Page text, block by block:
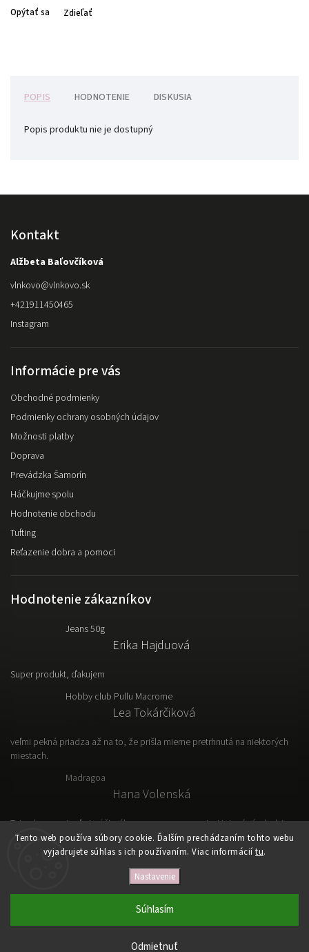
Tento web používa súbory cookie. Ďalším prechádzaním tohto webu
vyjadrujete súhlas s ich používaním. Viac informácií tu.
Nastavenie
Odmietnuť
Súhlasím
Opýtať sa Zdieľať
POPIS HODNOTENIE DISKUSIA
Popis produktu nie je dostupný
Kontakt
Alžbeta Baľovčíková
vlnkovo@vlnkovo.sk
+421911450465
Instagram
Informácie pre vás
Obchodné podmienky
Podmienky ochrany osobných údajov
Možnosti platby
Doprava
Prevádzka Šamorín
Háčkujme spolu
Hodnotenie obchodu
Tufting
Reťazenie dobra a pomoci
Hodnotenie zákazníkov
Jeans 50g
Erika Hajduová
Super produkt, ďakujem
Hobby club Pullu Macrome
Lea Tokárčiková
veľmi pekná priadza až na to, že prišla mierne pretrhnutá na niektorých
miestach.
Madragoa
Hana Volenská
Tato vlna sa mi veľmi páči, výborne sa s nou pracuje. Hotový výrobok je
ľahký, vzdušný a prakticky.
VLNKOVO
Upraviť nastavenie cookies